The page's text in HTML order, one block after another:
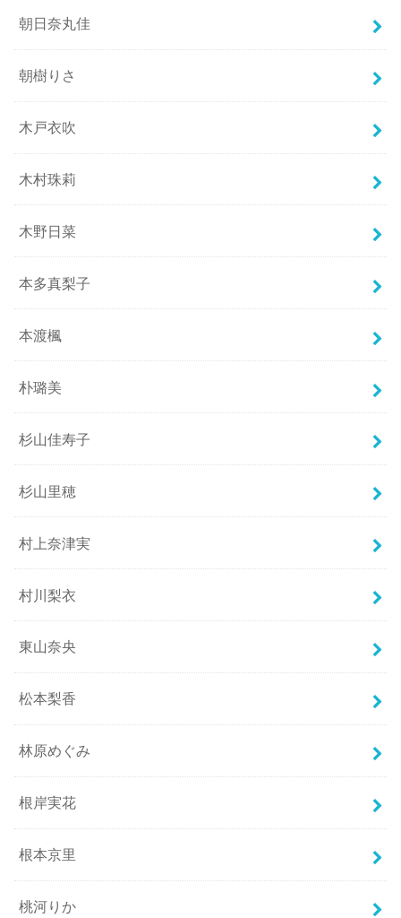
朝日奈丸佳
朝樹りさ
木戸衣吹
木村珠莉
木野日菜
本多真梨子
本渡楓
朴璐美
杉山佳寿子
杉山里穂
村上奈津実
村川梨衣
東山奈央
松本梨香
林原めぐみ
根岸実花
根本京里
桃河りか